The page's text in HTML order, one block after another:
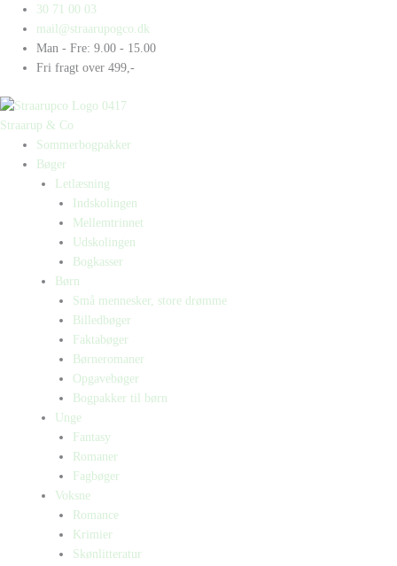
indholdet
30 71 00 03
mail@straarupogco.dk
Man - Fre: 9.00 - 15.00
Fri fragt over 499,-
Straarup & Co
Sommerbogpakker
Bøger
Letlæsning
Indskolingen
Mellemtrinnet
Udskolingen
Bogkasser
Børn
Små mennesker, store drømme
Billedbøger
Faktabøger
Børneromaner
Opgavebøger
Bogpakker til børn
Unge
Fantasy
Romaner
Fagbøger
Voksne
Romance
Krimier
Skønlitteratur
Products
search
Products
search
antal